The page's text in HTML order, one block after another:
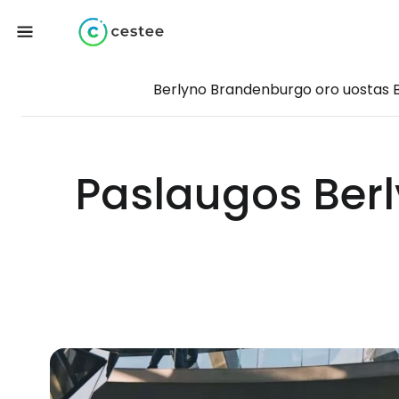
Berlyno Brandenburgo oro uostas
Paslaugos